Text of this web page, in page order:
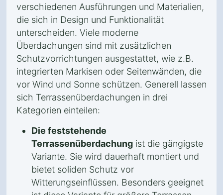
verschiedenen Ausführungen und Materialien,
die sich in Design und Funktionalität
unterscheiden. Viele moderne
Überdachungen sind mit zusätzlichen
Schutzvorrichtungen ausgestattet, wie z.B.
integrierten Markisen oder Seitenwänden, die
vor Wind und Sonne schützen. Generell lassen
sich Terrassenüberdachungen in drei
Kategorien einteilen:
Die feststehende
Terrassenüberdachung ist die gängigste
Variante. Sie wird dauerhaft montiert und
bietet soliden Schutz vor
Witterungseinflüssen. Besonders geeignet